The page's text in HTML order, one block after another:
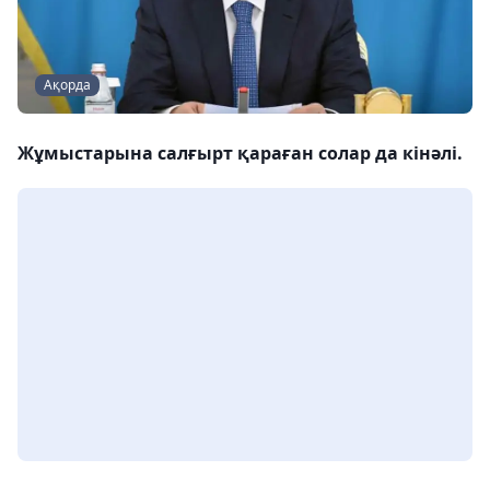
Ақорда
Жұмыстарына салғырт қараған солар да кінәлі.